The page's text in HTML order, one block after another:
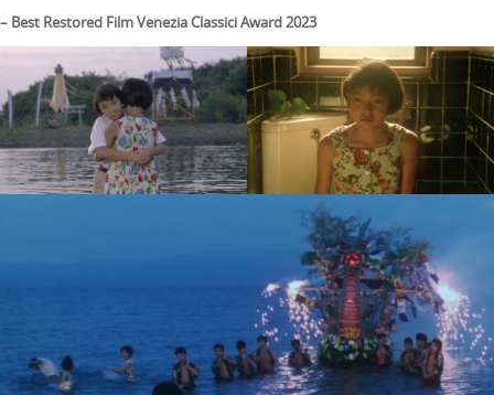
– Best Restored Film Venezia Classici Award 2023